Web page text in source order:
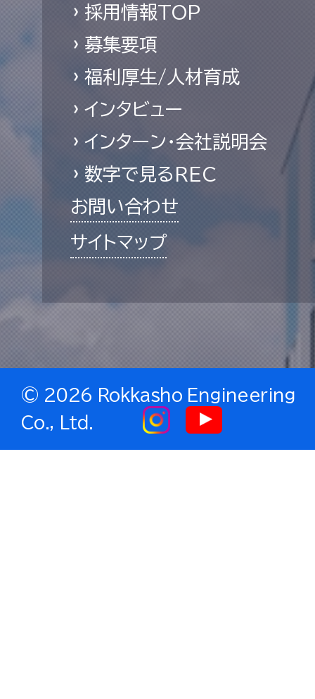
採用情報TOP
募集要項
福利厚生/人材育成
インタビュー
インターン・会社説明会
数字で見るREC
お問い合わせ
サイトマップ
© 2026 Rokkasho Engineering
Co., Ltd.